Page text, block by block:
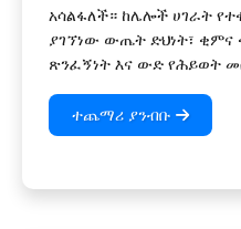
አሳልፋለች። ከሌሎች ሀገራት
ያገኘነው ውጤት ድህነት፣ ቂምና
ጽንፈኝነት እና ውድ የሕይወት
ተጨማሪ ያንብቡ